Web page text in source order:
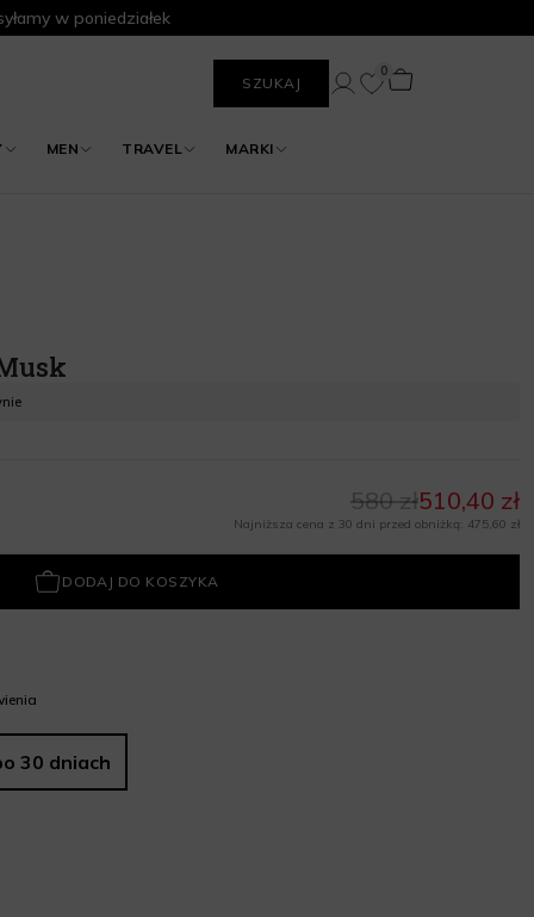
w poniedziałek
SZUKAJ
MEN TRAVEL MARKI
0
510,40 zł
580 zł
Najniższa cena z 30 dni przed obniżką: 475,60 zł
DODAJ DO KOSZYKA
30 dniach